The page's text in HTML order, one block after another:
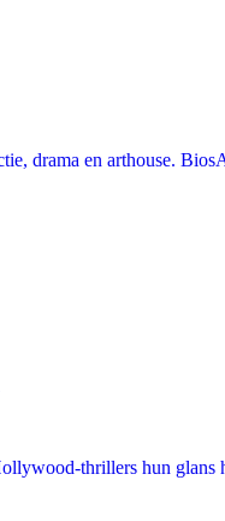
drama en arthouse.
thrillers hun glans